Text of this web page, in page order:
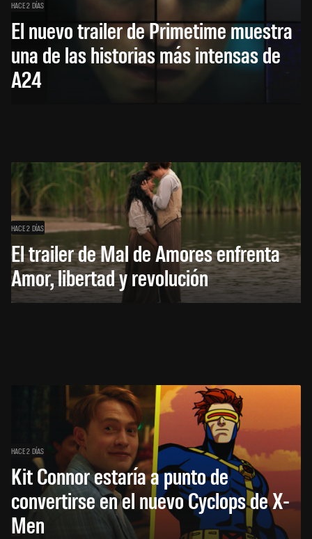
HACE 2 DÍAS
El nuevo trailer de Primetime muestra
una de las historias más intensas de
A24
HACE 2 DÍAS
El trailer de Mal de Amores enfrenta
Amor, libertad y revolución
HACE 2 DÍAS
Kit Connor estaría a punto de
convertirse en el nuevo Cyclops de X-
Men